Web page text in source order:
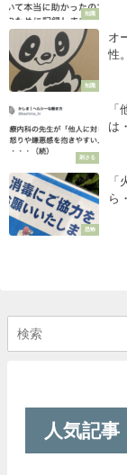
知識
知識
オ
性
刺さる
「
は
恐怖
ら
人気記事